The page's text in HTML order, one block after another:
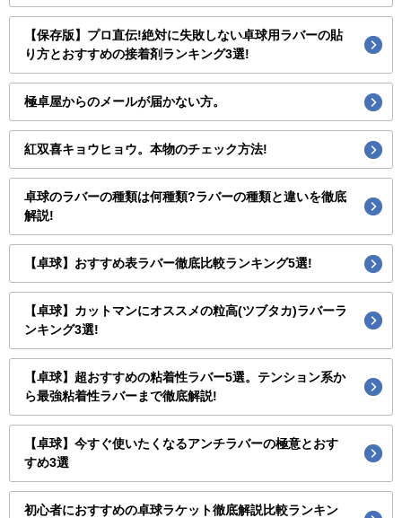
【保存版】プロ直伝!絶対に失敗しない卓球用ラバーの貼
り方とおすすめの接着剤ランキング3選!
極卓屋からのメールが届かない方。
紅双喜キョウヒョウ。本物のチェック方法!
卓球のラバーの種類は何種類?ラバーの種類と違いを徹底
解説!
【卓球】おすすめ表ラバー徹底比較ランキング5選!
【卓球】カットマンにオススメの粒高(ツブタカ)ラバーラ
ンキング3選!
【卓球】超おすすめの粘着性ラバー5選。テンション系か
ら最強粘着性ラバーまで徹底解説!
【卓球】今すぐ使いたくなるアンチラバーの極意とおす
すめ3選
初心者におすすめの卓球ラケット徹底解説比較ランキン